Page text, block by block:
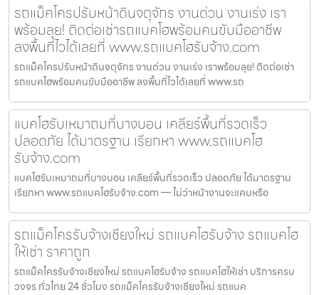
รถแม็คโครปรับหน้าดินจตุจักร งานด่วน งานเร่ง เรา
พร้อมลุย! ติดต่อเช่ารถแบคโฮพร้อมคนขับมืออาชีพ
ลงพื้นที่ไวได้เลยที่ www.รถแบคโฮรับจ้าง.com
รถแม็คโครปรับหน้าดินจตุจักร งานด่วน งานเร่ง เราพร้อมลุย! ติดต่อเช่า
รถแบคโฮพร้อมคนขับมืออาชีพ ลงพื้นที่ไวได้เลยที่ www.รถ
แบคโฮรับเหมาถมที่บางบอน เคลียร์พื้นที่รวดเร็ว
ปลอดภัย ได้มาตรฐาน เรียกหา www.รถแบคโฮ
รับจ้าง.com
แบคโฮรับเหมาถมที่บางบอน เคลียร์พื้นที่รวดเร็ว ปลอดภัย ได้มาตรฐาน
เรียกหา www.รถแบคโฮรับจ้าง.com — ไม่ว่าหน้างานจะแคบหรือ
รถแม็คโครรับจ้างเชียงใหม่ รถแบคโฮรับจ้าง รถแบคโฮ
ให้เช่า ราคาถูก
รถแม็คโครรับจ้างเชียงใหม่ รถแบคโฮรับจ้าง รถแบคโฮให้เช่า บริการครบ
วงจร ทั่วไทย 24 ชั่วโมง รถแม็คโครรับจ้างเชียงใหม่ รถแบค